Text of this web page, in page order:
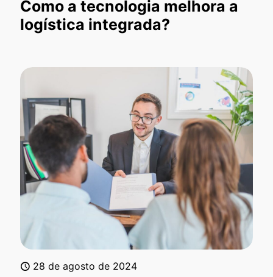
Como a tecnologia melhora a
logística integrada?
28 de agosto de 2024